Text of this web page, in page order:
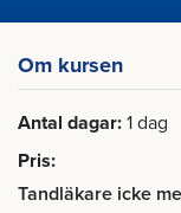
Om kursen
Antal dagar 1 dag
Pris
Tandläkare icke